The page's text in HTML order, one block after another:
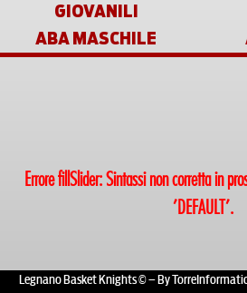
GIOVANILI
ABA MASCHILE
Errore fillSlider: Sintassi non corretta in
'DEFAULT'.
Legnano Basket Knights © – By